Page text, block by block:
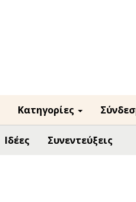
Κατηγορίες
Ιδέες Συνεντεύξεις